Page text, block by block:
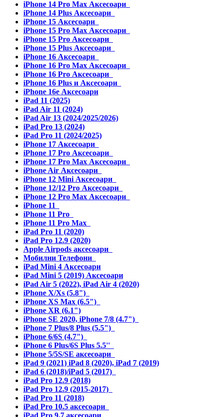
iPhone 14 Pro Max Аксесоари
iPhone 14 Plus Аксесоари
iPhone 15 Аксесоари
iPhone 15 Pro Max Аксесоари
iPhone 15 Pro Аксесоари
iPhone 15 Plus Аксесоари
iPhone 16 Аксесоари
iPhone 16 Pro Max Аксесоари
iPhone 16 Pro Аксесоари
iPhone 16 Plus и Аксесоари
iPhone 16e Аксесоари
iPad 11 (2025)
iPad Air 11 (2024)
iPad Air 13 (2024/2025/2026)
iPad Pro 13 (2024)
iPad Pro 11 (2024/2025)
iPhone 17 Аксесоари
iPhone 17 Pro Аксесоари
iPhone 17 Pro Max Аксесоари
iPhone Air Аксесоари
iPhone 12 Mini Аксесоари
iPhone 12/12 Pro Аксесоари
iPhone 12 Pro Max Аксесоари
iPhone 11
iPhone 11 Pro
iPhone 11 Pro Max
iPad Pro 11 (2020)
iPad Pro 12.9 (2020)
Apple Airpods аксесоари
Мобилни Телефони
iPad Mini 4 Аксесоари
iPad Mini 5 (2019) Аксесоари
iPad Air 5 (2022), iPad Air 4 (2020)
iPhone X/Xs (5.8")
iPhone XS Max (6.5")
iPhone XR (6.1")
iPhone SE 2020, iPhone 7/8 (4.7")
iPhone 7 Plus/8 Plus (5.5")
iPhone 6/6S (4.7")
iPhone 6 Plus/6S Plus 5.5''
iPhone 5/5S/SE аксесоари
iPad 9 (2021) iPad 8 (2020), iPad 7 (2019)
iPad 6 (2018)/iPad 5 (2017)
iPad Pro 12.9 (2018)
iPad Pro 12.9 (2015-2017)
iPad Pro 11 (2018)
iPad Pro 10.5 аксесоари